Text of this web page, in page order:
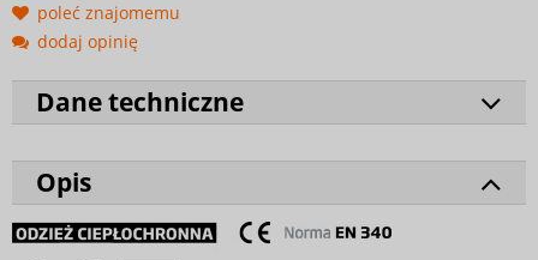
poleć znajomemu
dodaj opinię
Dane techniczne
Opis